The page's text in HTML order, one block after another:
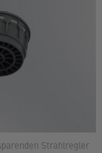
Strahlregler